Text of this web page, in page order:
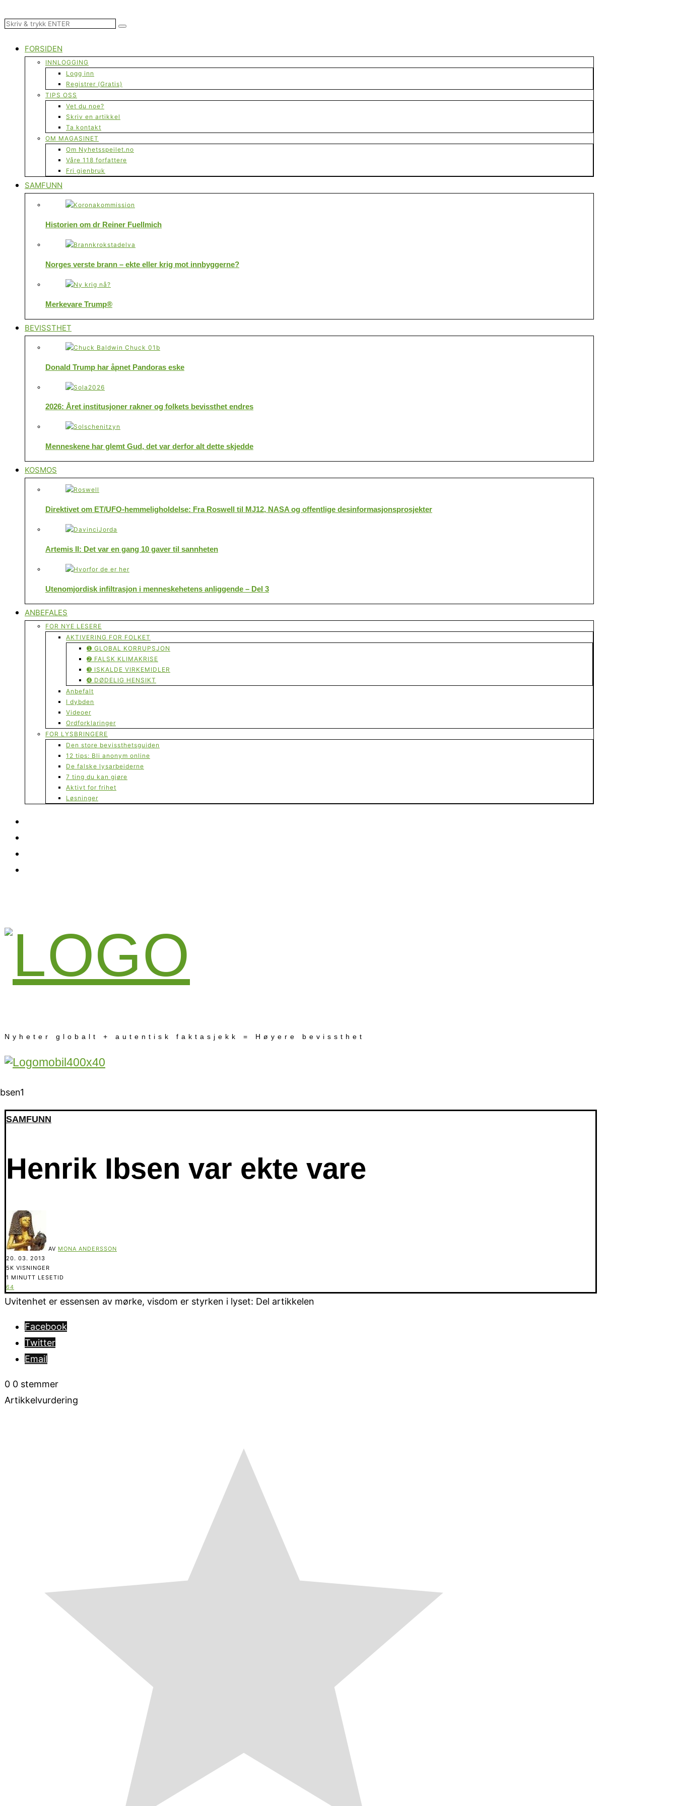
FORSIDEN
INNLOGGING
Logg inn
Registrer (Gratis)
TIPS OSS
Vet du noe?
Skriv en artikkel
Ta kontakt
OM MAGASINET
Om Nyhetsspeilet.no
Våre 118 forfattere
Fri gjenbruk
SAMFUNN
Historien om dr Reiner Fuellmich
Norges verste brann – ekte eller krig mot innbyggerne?
Merkevare Trump®
BEVISSTHET
Donald Trump har åpnet Pandoras eske
2026: Året institusjoner rakner og folkets bevissthet endres
Menneskene har glemt Gud, det var derfor alt dette skjedde
KOSMOS
Direktivet om ET/UFO-hemmeligholdelse: Fra Roswell til MJ12, NASA og offentlige desinformasjonsprosjekter
Artemis II: Det var en gang 10 gaver til sannheten
Utenomjordisk infiltrasjon i menneskehetens anliggende – Del 3
ANBEFALES
FOR NYE LESERE
AKTIVERING FOR FOLKET
➊ GLOBAL KORRUPSJON
➋ FALSK KLIMAKRISE
➌ ISKALDE VIRKEMIDLER
➍ DØDELIG HENSIKT
Anbefalt
I dybden
Videoer
Ordforklaringer
FOR LYSBRINGERE
Den store bevissthetsguiden
12 tips: Bli anonym online
De falske lysarbeiderne
7 ting du kan gjøre
Aktivt for frihet
Løsninger
Nyheter globalt + autentisk faktasjekk = Høyere bevissthet
SAMFUNN
Henrik Ibsen var ekte vare
AV MONA ANDERSSON
20. 03. 2013
5K VISNINGER
1 MINUTT LESETID
64
Uvitenhet er essensen av mørke, visdom er styrken i lyset: Del artikkelen
Facebook
Twitter
Email
0 0 stemmer
Artikkelvurdering